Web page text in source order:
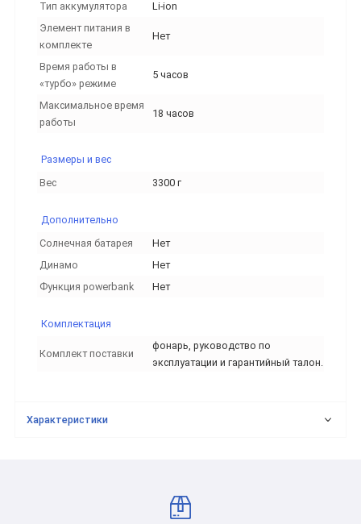
Тип аккумулятора
Li-ion
Элемент питания в
комплекте
Нет
Время работы в
«турбо» режиме
5 часов
Максимальное время
работы
18 часов
Размеры и вес
Вес
3300 г
Дополнительно
Солнечная батарея
Нет
Динамо
Нет
Функция powerbank
Нет
Комплектация
Комплект поставки
фонарь, руководство по
эксплуатации и гарантийный талон.
Характеристики